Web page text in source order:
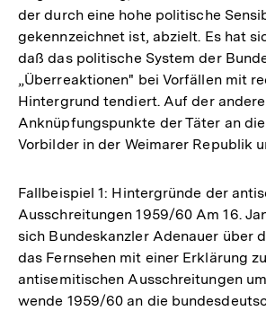
der durch eine hohe politische
gekennzeichnet ist, abzielt. Es hat
daß das politische System der
„Überreaktionen" bei Vorfällen mit
Hintergrund tendiert. Auf der
Anknüpfungspunkte der Täter an
Vorbilder in der Weimarer Republik
Fallbeispiel 1: Hintergründe der
Ausschreitungen 1959/60 Am 16.
sich Bundeskanzler Adenauer über
das Fernsehen mit einer Erklärung
antisemitischen Ausschreitungen
wende 1959/60 an die